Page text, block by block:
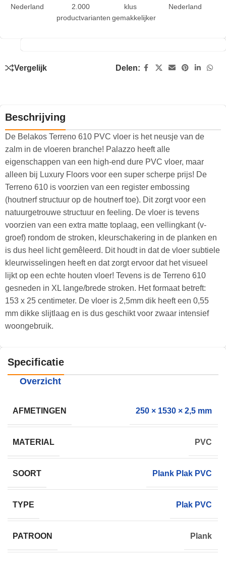
Nederland
2.000
productvarianten
klus
gemakkelijker
Nederland
Vergelijk Delen:
Beschrijving
De Belakos Terreno 610 PVC vloer is het neusje van de
zalm in de vloeren branche! Palazzo heeft alle
eigenschappen van een high-end dure PVC vloer, maar
alleen bij Luxury Floors voor een super scherpe prijs! De
Terreno 610 is voorzien van een register embossing
(houtnerf structuur op de houtnerf toe). Dit zorgt voor een
natuurgetrouwe structuur en feeling. De vloer is tevens
voorzien van een extra matte toplaag, een vellingkant (v-
groef) rondom de stroken, kleurschakering in de planken en
is dus heel licht gemêleerd. Dit houdt in dat de vloer subtiele
kleurwisselingen heeft en dat zorgt ervoor dat het visueel
lijkt op een echte houten vloer! Tevens is de Terreno 610
gesneden in XL lange/brede stroken. Het formaat betreft:
153 x 25 centimeter. De vloer is 2,5mm dik heeft een 0,55
mm dikke slijtlaag en is dus geschikt voor zwaar intensief
woongebruik.
Specificatie
Overzicht
AFMETINGEN 250 × 1530 × 2,5 mm
MATERIAL PVC
SOORT Plank Plak PVC
TYPE Plak PVC
PATROON Plank